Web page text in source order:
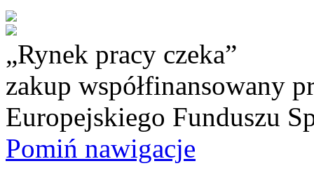
„Rynek pracy czeka”
zakup współfinansowany
Europejskiego Funduszu
Pomiń nawigacje